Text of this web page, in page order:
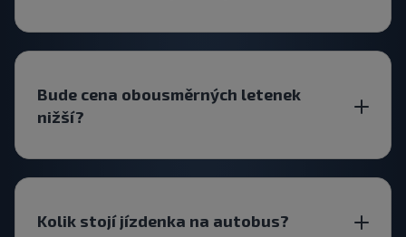
Bude cena obousměrných letenek
nižší?
Kolik stojí jízdenka na autobus?